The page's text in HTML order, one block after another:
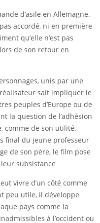
d’asile en Allemagne.
accordé, ni en première
qu’elle n’est pas
de son retour en
unis par une
sait impliquer le
peuples d’Europe ou de
la question de l’adhésion
comme de son utilité.
final du jeune professeur
de son père, le film pose
subsistance
vivre d’un côté comme
peu utile, il développe
pays comme la
à l’occident ou